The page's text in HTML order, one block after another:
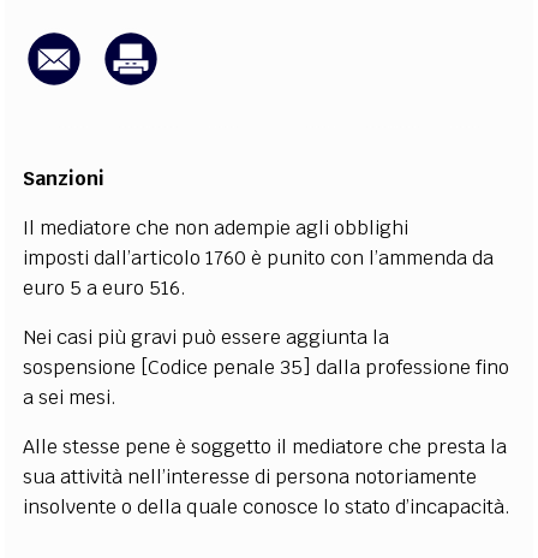
CODICI RUBRICHE
Sanzioni
Il mediatore che non adempie agli obblighi
imposti dall’articolo 1760 è punito con l’ammenda da
euro 5 a euro 516.
Nei casi più gravi può essere aggiunta la
sospensione [Codice penale 35] dalla professione fino
a sei mesi.
Alle stesse pene è soggetto il mediatore che presta la
sua attività nell’interesse di persona notoriamente
insolvente o della quale conosce lo stato d’incapacità.